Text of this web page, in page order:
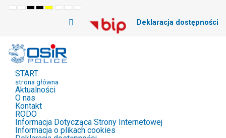
Default
Night
HighHighHigh
Contrast
Yellow
Set
Smaller
Font
Set
Default
Font
Set
Font
Deklaracja dostępności
START
strona główna
Aktualności
O nas
Kontakt
RODO
Informacja Dotycząca Strony Internetowej
Informacja o plikach cookies